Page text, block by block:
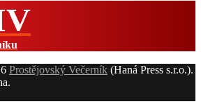
Prostějovský Večerník (Haná Press s.r.o.).